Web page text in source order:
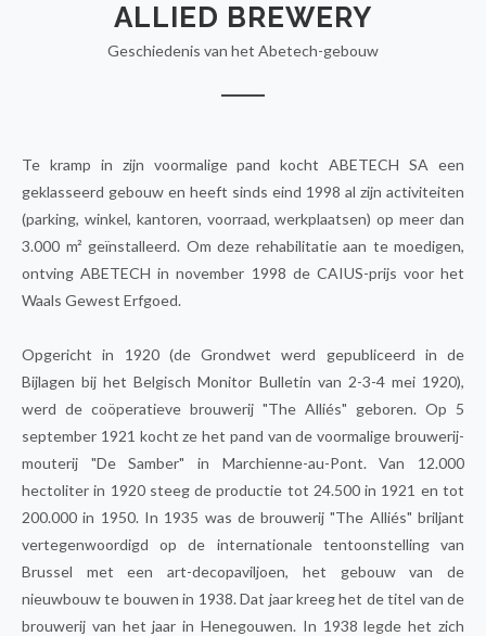
ALLIED BREWERY
Geschiedenis van het Abetech-gebouw
Te kramp in zijn voormalige pand kocht ABETECH SA een
geklasseerd gebouw en heeft sinds eind 1998 al zijn activiteiten
(parking, winkel, kantoren, voorraad, werkplaatsen) op meer dan
3.000 m² geïnstalleerd. Om deze rehabilitatie aan te moedigen,
ontving ABETECH in november 1998 de CAIUS-prijs voor het
Waals Gewest Erfgoed.
Opgericht in 1920 (de Grondwet werd gepubliceerd in de
Bijlagen bij het Belgisch Monitor Bulletin van 2-3-4 mei 1920),
werd de coöperatieve brouwerij "The Alliés" geboren. Op 5
september 1921 kocht ze het pand van de voormalige brouwerij-
mouterij "De Samber" in Marchienne-au-Pont. Van 12.000
hectoliter in 1920 steeg de productie tot 24.500 in 1921 en tot
200.000 in 1950. In 1935 was de brouwerij "The Alliés" briljant
vertegenwoordigd op de internationale tentoonstelling van
Brussel met een art-decopaviljoen, het gebouw van de
nieuwbouw te bouwen in 1938. Dat jaar kreeg het de titel van de
brouwerij van het jaar in Henegouwen. In 1938 legde het zich